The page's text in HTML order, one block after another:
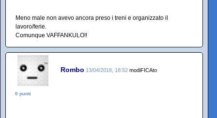
Meno male non avevo ancora preso i treni e organizzato il
lavoro/ferie.
Comunque VAFFANKULO!!
Rombo 13/04/2018, 18:52 modiFICAto
0 punti